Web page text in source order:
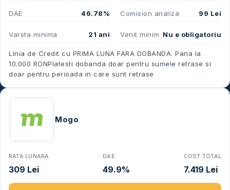
DAE 46.78% Comision analiza 99 Lei
Varsta minima 21 ani Venit minim Nu e obligatoriu
Linia de Credit cu PRIMA LUNA FARA DOBANDA. Pana la
10.000 RON​ Platesti dobanda doar pentru sumele retrase si
doar pentru perioada in care sunt retrase​
Mogo
RATA LUNARA
309 Lei
DAE
49.9%
COST TOTAL
7.419 Lei